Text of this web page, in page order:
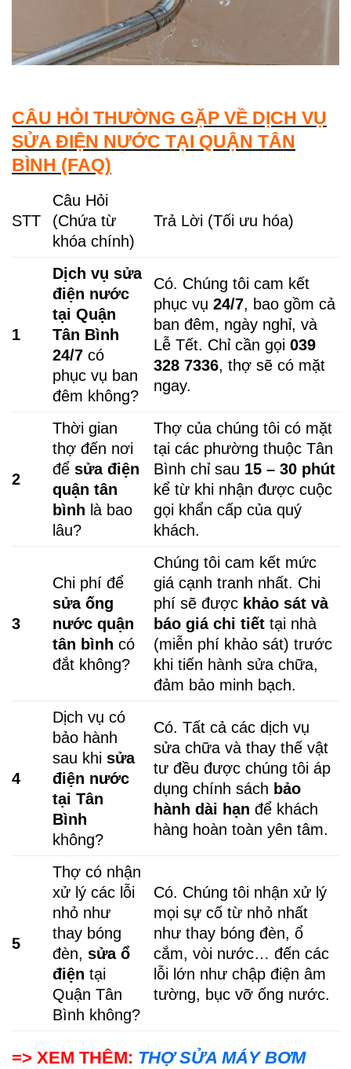
CÂU HỎI THƯỜNG GẶP VỀ DỊCH VỤ
SỬA ĐIỆN NƯỚC TẠI QUẬN TÂN
BÌNH (FAQ)
STT
Câu Hỏi
(Chứa từ
khóa chính)
Trả Lời (Tối ưu hóa)
1
Dịch vụ sửa
điện nước
tại Quận
Tân Bình
24/7 có
phục vụ ban
đêm không?
Có. Chúng tôi cam kết
phục vụ24/7, bao gồm cả
ban đêm, ngày nghỉ, và
Lễ Tết. Chỉ cần gọi039
328 7336, thợ sẽ có mặt
ngay.
2
Thời gian
thợ đến nơi
đểsửa điện
quận tân
bình là bao
lâu?
Thợ của chúng tôi có mặt
tại các phường thuộc Tân
Bình chỉ sau 15 – 30 phút
kể từ khi nhận được cuộc
gọi khẩn cấp của quý
khách.
3
Chi phí để
sửa ống
nước quận
tân bình có
đắt không?
Chúng tôi cam kết mức
giá cạnh tranh nhất. Chi
phí sẽ được khảo sát và
báo giá chi tiết tại nhà
(miễn phí khảo sát) trước
khi tiến hành sửa chữa,
đảm bảo minh bạch.
4
Dịch vụ có
bảo hành
sau khisửa
điện nước
tại Tân
Bình
không?
Có. Tất cả các dịch vụ
sửa chữa và thay thế vật
tư đều được chúng tôi áp
dụng chính sách bảo
hành dài hạn để khách
hàng hoàn toàn yên tâm.
5
Thợ có nhận
xử lý các lỗi
nhỏ như
thay bóng
đèn,sửa ổ
điện tại
Quận Tân
Bình không?
Có. Chúng tôi nhận xử lý
mọi sự cố từ nhỏ nhất
như thay bóng đèn, ổ
cắm, vòi nước… đến các
lỗi lớn như chập điện âm
tường, bục vỡ ống nước.
=> XEM THÊM: THỢ SỬA MÁY BƠM